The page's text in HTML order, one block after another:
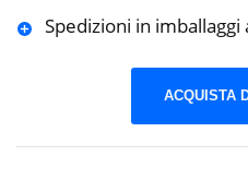
Spedizioni in
ACQUISTA